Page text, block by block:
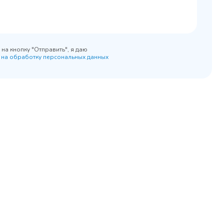
кнопку "Отправить", я даю
на обработку персональных данных